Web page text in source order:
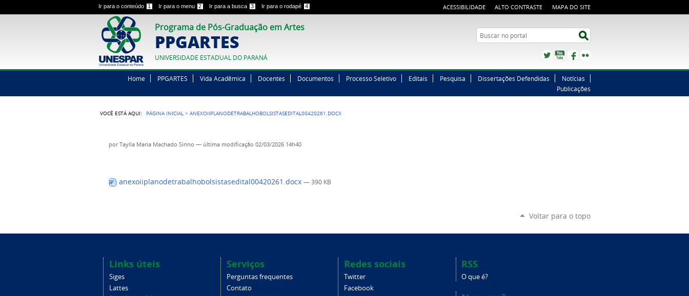
Ir para o conteúdo 1 Ir para o menu 2 Ir para a busca 3 Ir para o rodapé 4 ACESSIBILIDADE ALTO CONTRASTE MAPA DO SITE
Programa de Pós-Graduação em Artes
PPGARTES
UNIVERSIDADE ESTADUAL DO PARANÁ
Buscar no portal
TwitterYouTubeFacebook
Home PPGARTES Vida Acadêmica Docentes Documentos Processo Seletivo Editais Pesquisa Dissertações Defendidas
Notícias
Publicações
VOCÊ ESTÁ AQUI: PÁGINA INICIAL >ANEXOIIPLANODETRABALHOBOLSISTASEDITAL00420261.DOCX
porTaylla Maria Machado Sirino — última modificação 02/03/2026 14h40
anexoiiplanodetrabalhobolsistasedital00420261.docx — 390 KB
Voltar para o topo
Links úteis
Siges
Lattes
Serviços
Perguntas frequentes
Contato
Redes sociais
Twitter
Facebook
RSS
O que é?